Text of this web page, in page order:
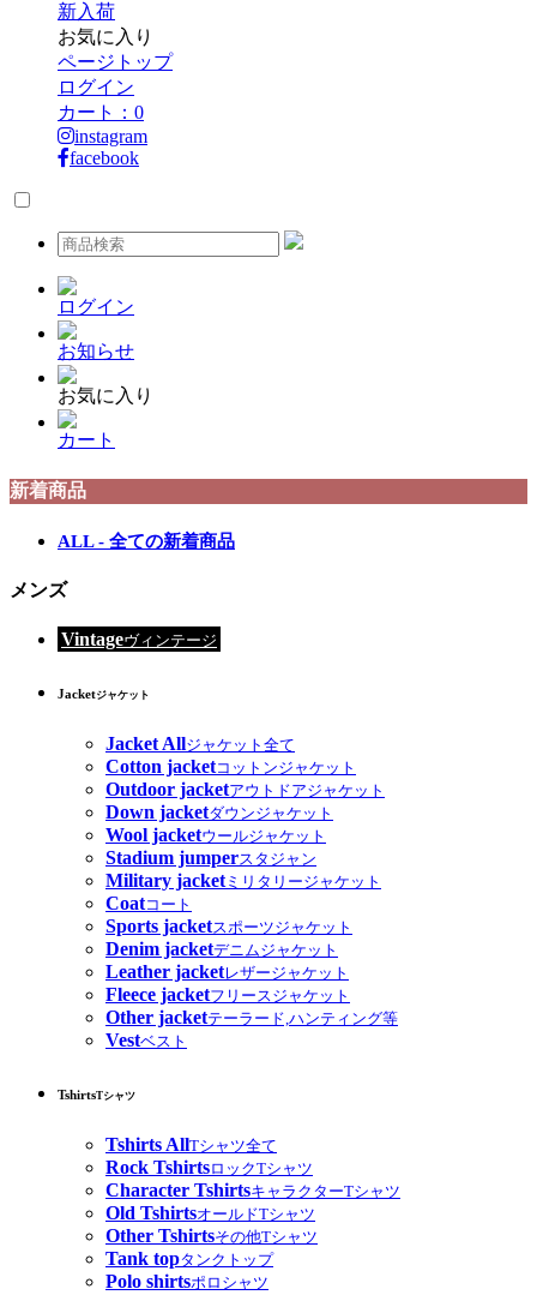
新入荷
お気に入り
ページトップ
ログイン
カート： 0
instagram
facebook
ログイン
お知らせ
お気に入り
カート
新着商品
ALL - 全ての新着商品
メンズ
Vintageヴィンテージ
Jacketジャケット
Jacket Allジャケット全て
Cotton jacketコットンジャケット
Outdoor jacketアウトドアジャケット
Down jacketダウンジャケット
Wool jacketウールジャケット
Stadium jumperスタジャン
Military jacketミリタリージャケット
Coatコート
Sports jacketスポーツジャケット
Denim jacketデニムジャケット
Leather jacketレザージャケット
Fleece jacketフリースジャケット
Other jacketテーラード,ハンティング等
Vestベスト
TshirtsTシャツ
Tshirts AllTシャツ全て
Rock TshirtsロックTシャツ
Character TshirtsキャラクターTシャツ
Old TshirtsオールドTシャツ
Other Tshirtsその他Tシャツ
Tank topタンクトップ
Polo shirtsポロシャツ